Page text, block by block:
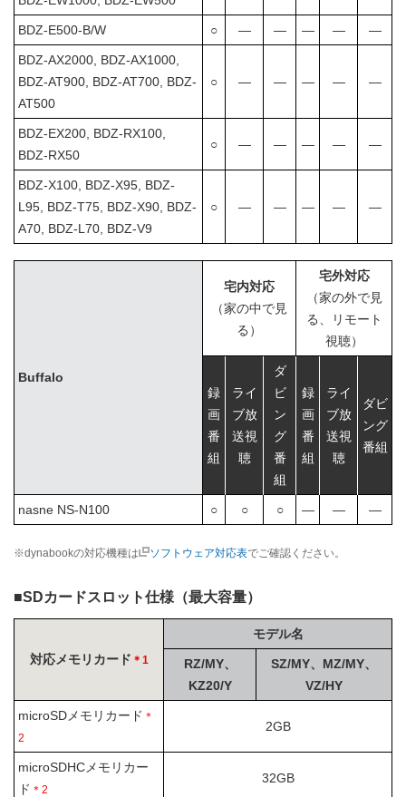
BDZ-E500-B/W ○ ― ― ― ― ―
BDZ-AX2000, BDZ-AX1000,
BDZ-AT900, BDZ-AT700, BDZ-
AT500
○ ― ― ― ― ―
BDZ-EX200, BDZ-RX100,
BDZ-RX50
○ ― ― ― ― ―
BDZ-X100, BDZ-X95, BDZ-
L95, BDZ-T75, BDZ-X90, BDZ-
A70, BDZ-L70, BDZ-V9
○ ― ― ― ― ―
Buffalo
宅内対応
（家の中で見
る）
宅外対応
（家の外で見
る、リモート
視聴）
録
画
番
組
ライ
ブ放
送視
聴
ダ
ビ
ン
グ
番
組
録
画
番
組
ライ
ブ放
送視
聴
ダビ
ング
番組
nasne NS-N100 ○ ○ ○ ― ― ―
※dynabookの対応機種は ソフトウェア対応表でご確認ください。
■SDカードスロット仕様（最大容量）
対応メモリカード ＊1
モデル名
RZ/MY、
KZ20/Y
SZ/MY、MZ/MY、
VZ/HY
microSDメモリカード ＊
2
2GB
microSDHCメモリカー
ド ＊2
32GB